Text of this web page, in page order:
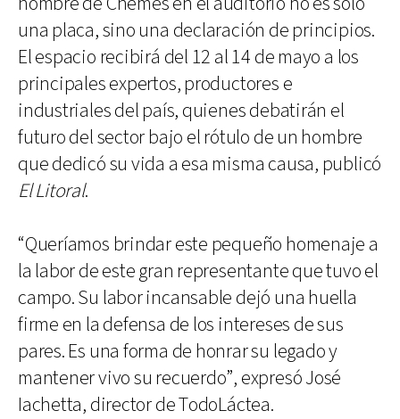
una placa, sino una declaración de principios.
El espacio recibirá del 12 al 14 de mayo a los
principales expertos, productores e
industriales del país, quienes debatirán el
futuro del sector bajo el rótulo de un hombre
que dedicó su vida a esa misma causa, publicó
El Litoral.
“Queríamos brindar este pequeño homenaje a
la labor de este gran representante que tuvo el
campo. Su labor incansable dejó una huella
firme en la defensa de los intereses de sus
pares. Es una forma de honrar su legado y
mantener vivo su recuerdo”, expresó José
Iachetta, director de TodoLáctea.